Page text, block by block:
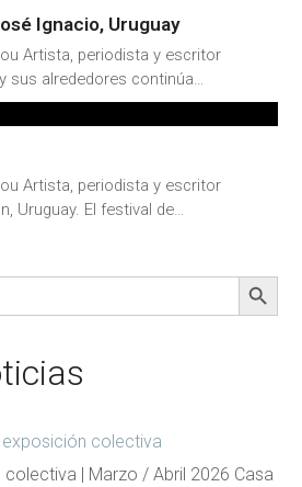
Ignacio, Uruguay
Artista, periodista y escritor
sus alrededores continúa…
Artista, periodista y escritor
Uruguay. El festival de…
BOTÓN DE
colectiva
colectiva | Marzo / Abril 2026 Casa